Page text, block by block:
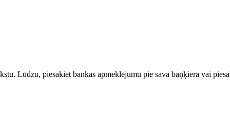
Lūdzu, piesakiet bankas apmeklējumu pie sava baņķiera vai